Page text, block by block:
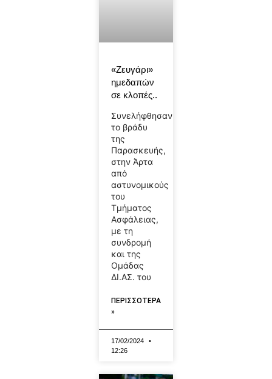
«Ζευγάρι»
ημεδαπών
σε κλοπές..
Συνελήφθησαν
το βράδυ
της
Παρασκευής,
στην Άρτα
από
αστυνομικούς
του
Τμήματος
Ασφάλειας,
με τη
συνδρομή
και της
Ομάδας
ΔΙ.ΑΣ. του
ΠΕΡΙΣΣΟΤΕΡΑ
»
17/02/2024
12:26